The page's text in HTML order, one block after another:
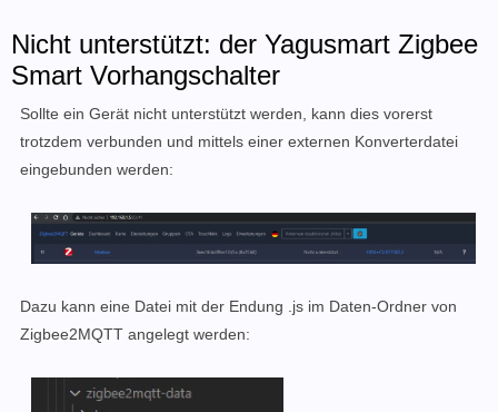
Nicht unterstützt: der Yagusmart Zigbee
Smart Vorhangschalter
Sollte ein Gerät nicht unterstützt werden, kann dies vorerst
trotzdem verbunden und mittels einer externen Konverterdatei
eingebunden werden:
Dazu kann eine Datei mit der Endung .js im Daten-Ordner von
Zigbee2MQTT angelegt werden: